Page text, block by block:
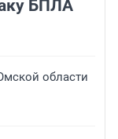
БПЛА
области